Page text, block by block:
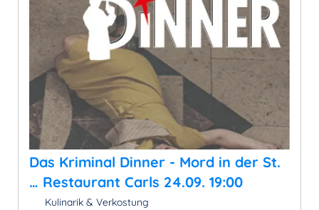
Das Kriminal Dinner - Mord in der St.
… Restaurant Carls 24.09. 19:00
Kulinarik & Verkostung